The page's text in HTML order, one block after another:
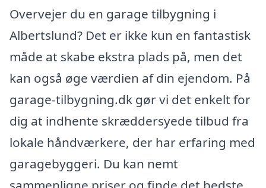
Overvejer du en garage tilbygning i
Albertslund? Det er ikke kun en fantastisk
måde at skabe ekstra plads på, men det
kan også øge værdien af din ejendom. På
garage-tilbygning.dk gør vi det enkelt for
dig at indhente skræddersyede tilbud fra
lokale håndværkere, der har erfaring med
garagebyggeri. Du kan nemt